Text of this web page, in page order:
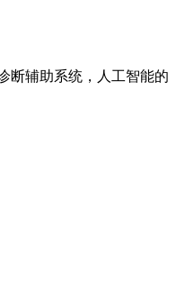
断辅助系统，人工智能的